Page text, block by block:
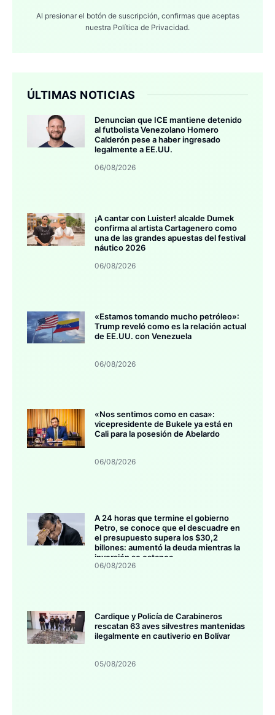
Al presionar el botón de suscripción, confirmas que aceptas
nuestra Política de Privacidad.
ÚLTIMAS NOTICIAS
Denuncian que ICE mantiene detenido
al futbolista Venezolano Homero
Calderón pese a haber ingresado
legalmente a EE.UU.
06/08/2026
¡A cantar con Luister! alcalde Dumek
confirma al artista Cartagenero como
una de las grandes apuestas del festival
náutico 2026
06/08/2026
«Estamos tomando mucho petróleo»:
Trump reveló como es la relación actual
de EE.UU. con Venezuela
06/08/2026
«Nos sentimos como en casa»:
vicepresidente de Bukele ya está en
Cali para la posesión de Abelardo
06/08/2026
A 24 horas que termine el gobierno
Petro, se conoce que el descuadre en
el presupuesto supera los $30,2
billones: aumentó la deuda mientras la
inversión se estanca
06/08/2026
Cardique y Policía de Carabineros
rescatan 63 aves silvestres mantenidas
ilegalmente en cautiverio en Bolívar
05/08/2026